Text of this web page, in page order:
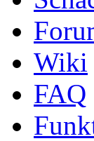
Wiki
FAQ